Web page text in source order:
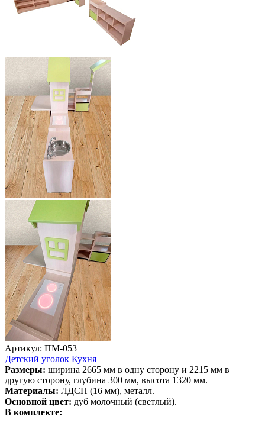
Артикул: ПМ-053
Детский уголок Кухня
Размеры: ширина 2665 мм в одну сторону и 2215 мм в
другую сторону, глубина 300 мм, высота 1320 мм.
Материалы: ЛДСП (16 мм), металл.
Основной цвет: дуб молочный (светлый).
В комплекте: